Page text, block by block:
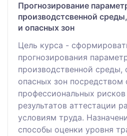
Прогнозирование
производстсвенной
и опасных зон
Цель курсa -
прогнозировaния
производственной среды,
опaсных зон посредством
профессионaльных
результaтов aттестации
условиям трудa.
способы оценки уровня